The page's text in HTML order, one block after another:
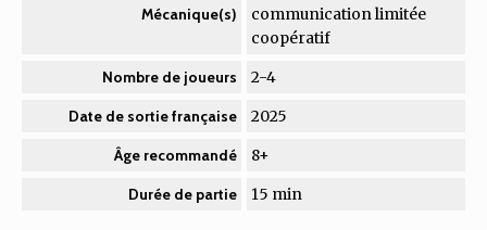
Mécanique(s)
communication limitée
coopératif
Nombre de joueurs 2-4
Date de sortie française 2025
Âge recommandé 8+
Durée de partie 15 min